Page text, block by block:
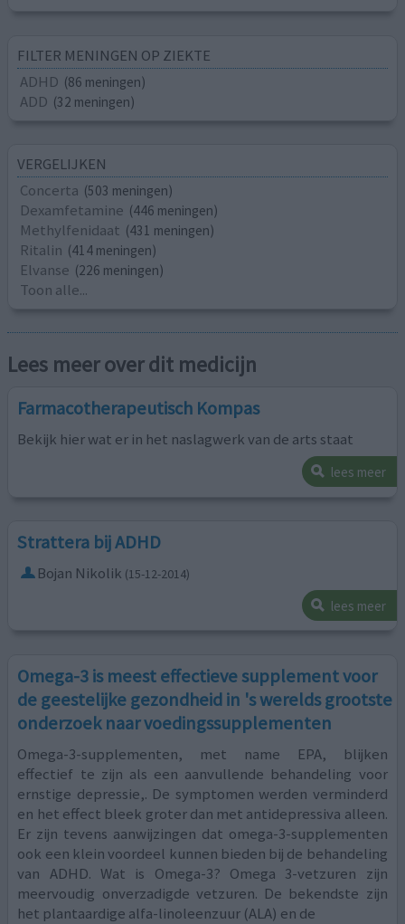
FILTER MENINGEN OP ZIEKTE
ADHD (86 meningen)
ADD (32 meningen)
VERGELIJKEN
Concerta (503 meningen)
Dexamfetamine (446 meningen)
Methylfenidaat (431 meningen)
Ritalin (414 meningen)
Elvanse (226 meningen)
Toon alle...
Lees meer over dit medicijn
Farmacotherapeutisch Kompas
Bekijk hier wat er in het naslagwerk van de arts staat
lees meer
Strattera bij ADHD
Bojan Nikolik (15-12-2014)
lees meer
Omega-3 is meest effectieve supplement voor
de geestelijke gezondheid in 's werelds grootste
onderzoek naar voedingssupplementen
Omega-3-supplementen, met name EPA, blijken
effectief te zijn als een aanvullende behandeling voor
ernstige depressie,. De symptomen werden verminderd
en het effect bleek groter dan met antidepressiva alleen.
Er zijn tevens aanwijzingen dat omega-3-supplementen
ook een klein voordeel kunnen bieden bij de behandeling
van ADHD. Wat is Omega-3? Omega 3-vetzuren zijn
meervoudig onverzadigde vetzuren. De bekendste zijn
het plantaardige alfa-linoleenzuur (ALA) en de